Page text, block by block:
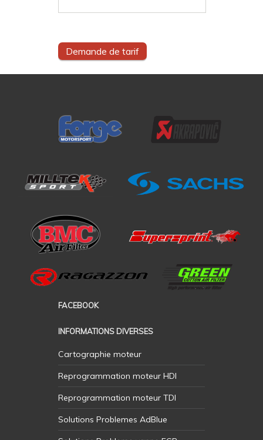
Demande de tarif
FACEBOOK
INFORMATIONS DIVERSES
Cartographie moteur
Reprogrammation moteur HDI
Reprogrammation moteur TDI
Solutions Problemes AdBlue